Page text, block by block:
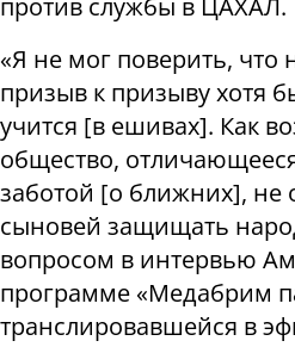
«Я не мог поверить, что
призыв к призыву хотя
учится [в ешивах]. Как
общество,
заботой [о ближних], не
сыновей защищать
вопросом в интервью
программе «Медабрим
транслировавшейся в